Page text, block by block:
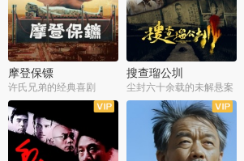
摩登保镖
许氏兄弟的经典喜剧
搜查瑠公圳
尘封六十余载的未解悬案